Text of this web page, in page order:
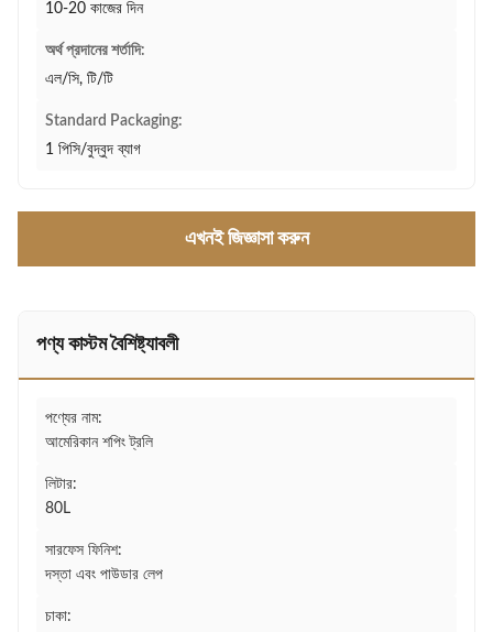
10-20 কাজের দিন
অর্থ প্রদানের শর্তাদি:
এল/সি, টি/টি
Standard Packaging:
1 পিসি/বুদ্বুদ ব্যাগ
এখনই জিজ্ঞাসা করুন
পণ্য কাস্টম বৈশিষ্ট্যাবলী
পণ্যের নাম:
আমেরিকান শপিং ট্রলি
লিটার:
80L
সারফেস ফিনিশ:
দস্তা এবং পাউডার লেপ
চাকা: